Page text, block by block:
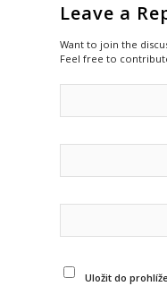
Leave a
Want to join the
Feel free to
Uložit do